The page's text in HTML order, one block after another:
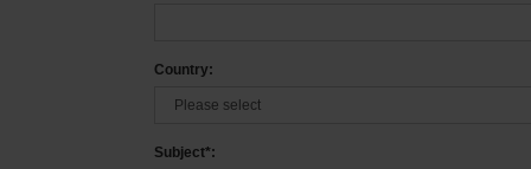
Country:
Subject*: